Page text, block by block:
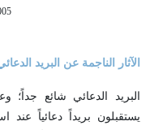
2005
الآثار الناجمة عن البريد
البريد الدعائي شائع
يستقبلون بريداً دعائياً عند